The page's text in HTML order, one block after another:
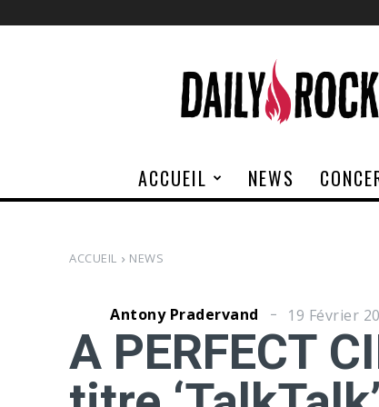
Rock
ACCUEIL NEWS
ACCUEIL NEWS
Antony Pradervand 19 Février
A PERFECT